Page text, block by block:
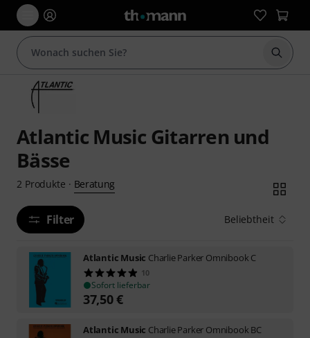
Suche
Atlantic Music Gitarren und
Bässe
2 Produkte · Beratung
Filter Beliebtheit
Atlantic Music Charlie Parker Omnibook C
10
Sofort lieferbar
37,50€
Atlantic Music Charlie Parker Omnibook BC